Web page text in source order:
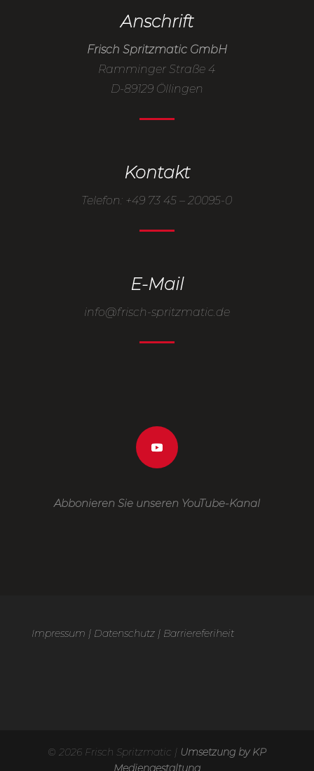
Anschrift
Frisch Spritzmatic GmbH
Ramminger Straße 4
D-89129 Öllingen
Kontakt
Telefon: +49 73 45 – 20095-0
E-Mail
info@frisch-spritzmatic.de
Abbonieren Sie unseren YouTube-Kanal
Impressum | Datenschutz| Barriereferiheit
© 2026 Frisch Spritzmatic | Umsetzung by KP
Mediengestaltung